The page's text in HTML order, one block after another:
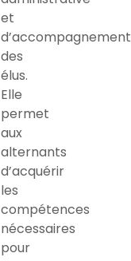
et
d’accompagnement
des
élus.
Elle
permet
aux
alternants
d’acquérir
les
compétences
nécessaires
pour